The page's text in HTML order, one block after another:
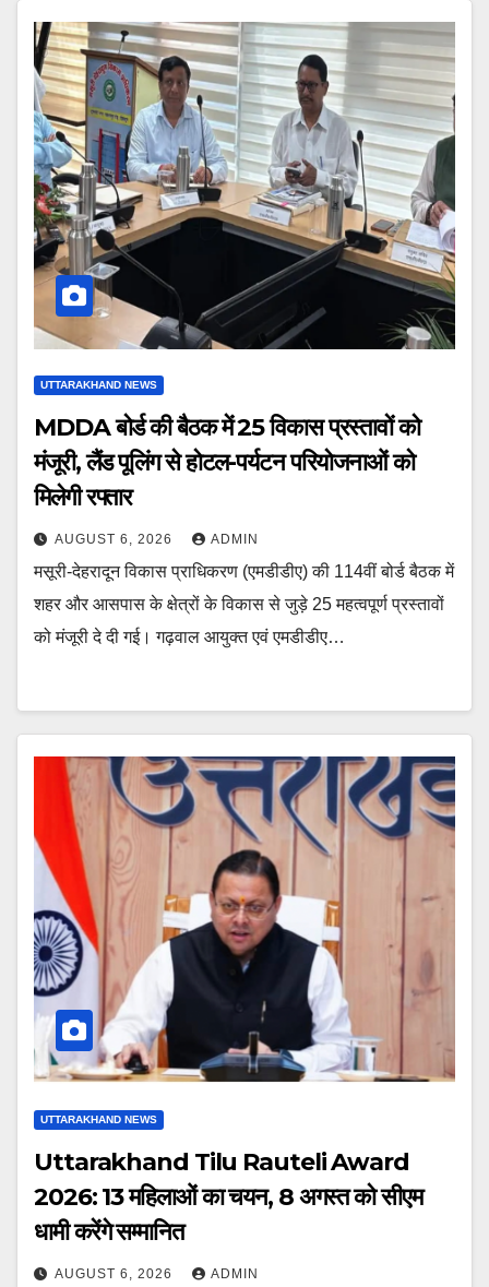
UTTARAKHAND NEWS
MDDA बोर्ड की बैठक में 25 विकास प्रस्तावों को
मंजूरी, लैंड पूलिंग से होटल-पर्यटन परियोजनाओं को
मिलेगी रफ्तार
AUGUST 6, 2026 ADMIN
मसूरी-देहरादून विकास प्राधिकरण (एमडीडीए) की 114वीं बोर्ड बैठक में
शहर और आसपास के क्षेत्रों के विकास से जुड़े 25 महत्वपूर्ण प्रस्तावों
को मंजूरी दे दी गई। गढ़वाल आयुक्त एवं एमडीडीए…
UTTARAKHAND NEWS
Uttarakhand Tilu Rauteli Award
2026: 13 महिलाओं का चयन, 8 अगस्त को सीएम
धामी करेंगे सम्मानित
AUGUST 6, 2026 ADMIN